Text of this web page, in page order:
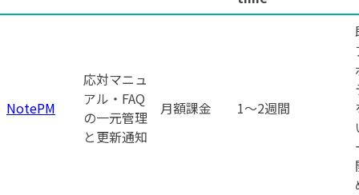
NotePM
応対マニュ
アル・FAQ
の一元管理
と更新通知
月額課金 1〜2週間